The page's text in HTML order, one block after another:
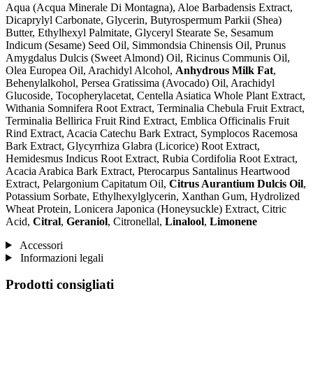
Aqua (Acqua Minerale Di Montagna), Aloe Barbadensis Extract,
Dicaprylyl Carbonate, Glycerin, Butyrospermum Parkii (Shea)
Butter, Ethylhexyl Palmitate, Glyceryl Stearate Se, Sesamum
Indicum (Sesame) Seed Oil, Simmondsia Chinensis Oil, Prunus
Amygdalus Dulcis (Sweet Almond) Oil, Ricinus Communis Oil,
Olea Europea Oil, Arachidyl Alcohol, Anhydrous Milk Fat,
Behenylalkohol, Persea Gratissima (Avocado) Oil, Arachidyl
Glucoside, Tocopherylacetat, Centella Asiatica Whole Plant Extract,
Withania Somnifera Root Extract, Terminalia Chebula Fruit Extract,
Terminalia Bellirica Fruit Rind Extract, Emblica Officinalis Fruit
Rind Extract, Acacia Catechu Bark Extract, Symplocos Racemosa
Bark Extract, Glycyrrhiza Glabra (Licorice) Root Extract,
Hemidesmus Indicus Root Extract, Rubia Cordifolia Root Extract,
Acacia Arabica Bark Extract, Pterocarpus Santalinus Heartwood
Extract, Pelargonium Capitatum Oil, Citrus Aurantium Dulcis Oil,
Potassium Sorbate, Ethylhexylglycerin, Xanthan Gum, Hydrolized
Wheat Protein, Lonicera Japonica (Honeysuckle) Extract, Citric
Acid, Citral, Geraniol, Citronellal, Linalool, Limonene
Accessori
Informazioni legali
Prodotti consigliati